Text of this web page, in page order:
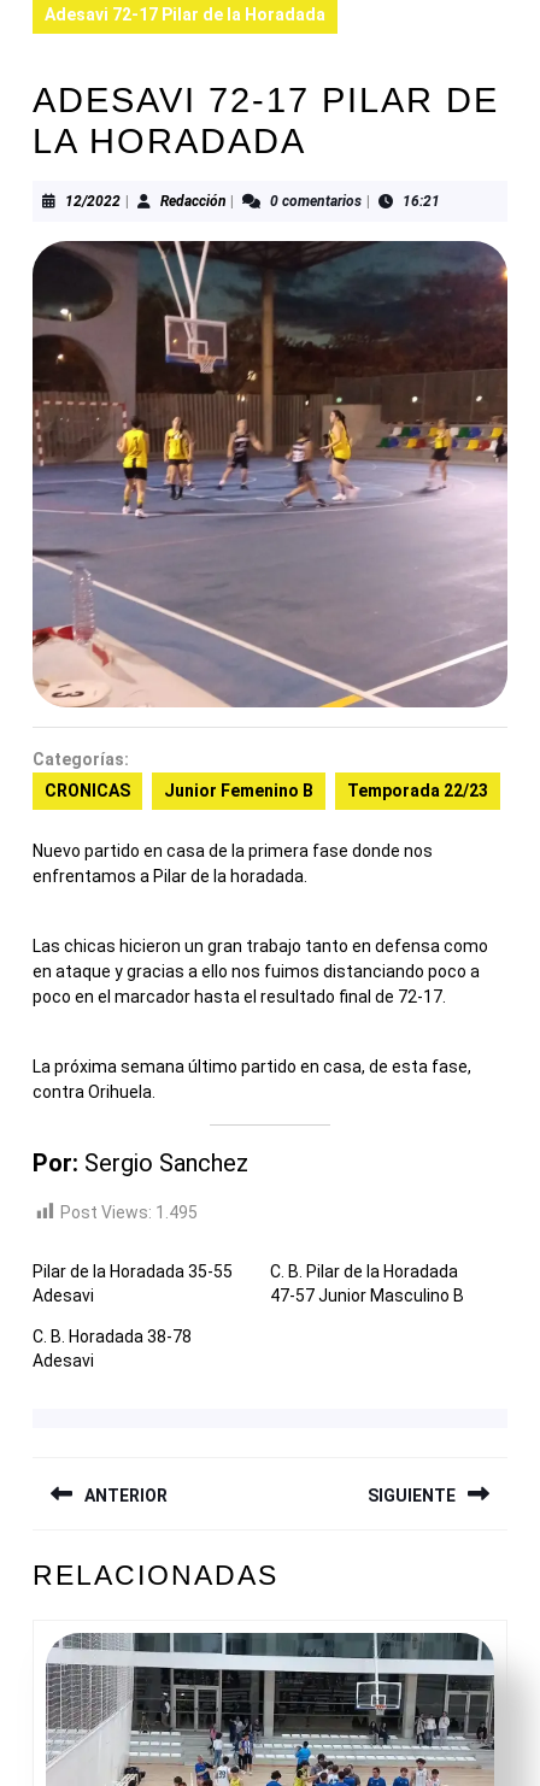
Adesavi 72-17 Pilar de la Horadada
ADESAVI 72-17 PILAR DE
LA HORADADA
12/202212/2022RedacciónRedacción0 comentarios 16:21
Categorías:
CRONICAS
Junior Femenino B Temporada 22/23
Nuevo partido en casa de la primera fase donde nos
enfrentamos a Pilar de la horadada.
Las chicas hicieron un gran trabajo tanto en defensa como
en ataque y gracias a ello nos fuimos distanciando poco a
poco en el marcador hasta el resultado final de 72-17.
La próxima semana último partido en casa, de esta fase,
contra Orihuela.
Por: Sergio Sanchez
Post Views: 1.495
Pilar de la Horadada 35-55
Adesavi
C. B. Pilar de la Horadada
47-57 Junior Masculino B
C. B. Horadada 38-78
Adesavi
DE
ANTERIOR
anterior:
SIGUIENTE
entrada:
RELACIONADAS